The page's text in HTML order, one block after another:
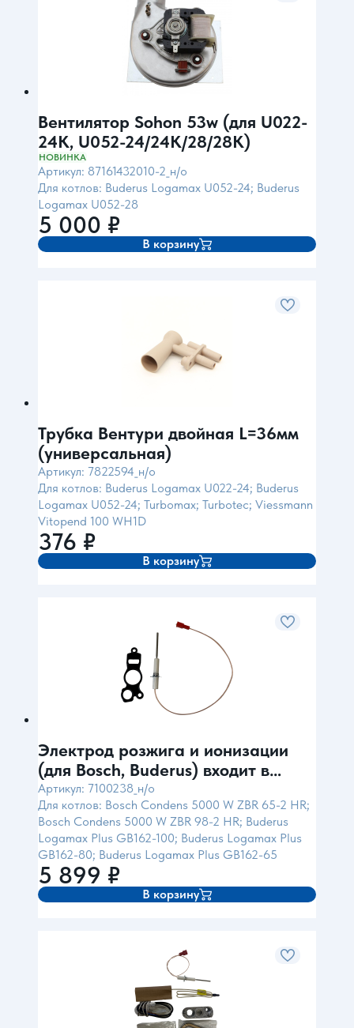
Вентилятор Sohon 53w (для U022-
24K, U052-24/24K/28/28K)
НОВИНКА
Артикул: 87161432010-2_н/о
Для котлов: Buderus Logamax U052-24; Buderus
Logamax U052-28
5 000 ₽
В корзину
Трубка Вентури двойная L=36мм
(универсальная)
Артикул: 7822594_н/о
Для котлов: Buderus Logamax U022-24; Buderus
Logamax U052-24; Turbomax; Turbotec; Viessmann
Vitopend 100 WH1D
376 ₽
В корзину
Электрод розжига и ионизации
(для Bosch, Buderus) входит в
комплект 87338901633
Артикул: 7100238_н/о
Для котлов: Bosch Condens 5000 W ZBR 65-2 HR;
Bosch Condens 5000 W ZBR 98-2 HR; Buderus
Logamax Plus GB162-100; Buderus Logamax Plus
GB162-80; Buderus Logamax Plus GB162-65
5 899 ₽
В корзину